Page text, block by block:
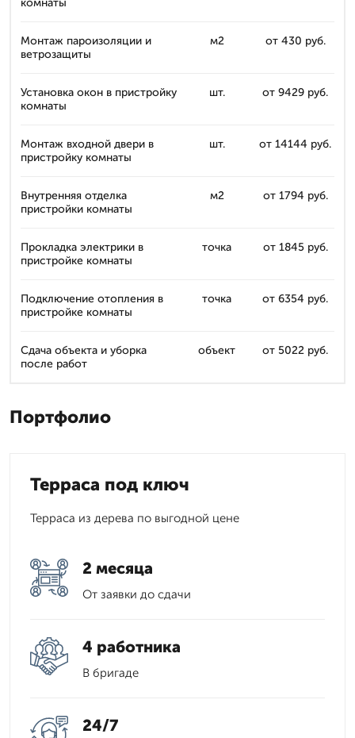
комнаты
Монтаж пароизоляции и
ветрозащиты
м2 от 430 руб.
Установка окон в пристройку
комнаты
шт. от 9429 руб.
Монтаж входной двери в
пристройку комнаты
шт. от 14144 руб.
Внутренняя отделка
пристройки комнаты
м2 от 1794 руб.
Прокладка электрики в
пристройке комнаты
точка от 1845 руб.
Подключение отопления в
пристройке комнаты
точка от 6354 руб.
Сдача объекта и уборка
после работ
объект от 5022 руб.
Портфолио
Терраса под ключ
Терраса из дерева по выгодной цене
2 месяца
От заявки до сдачи
4 работника
В бригаде
24/7